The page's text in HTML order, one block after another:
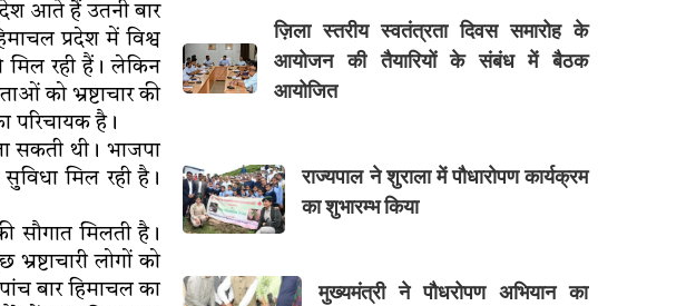
आते हैं उतनी बार
प्रदेश में विश्व
मिल रही हैं। लेकिन
को भ्रष्टाचार की
परिचायक है।
सकती थी। भाजपा
मिल रही है।
सौगात मिलती है।
लोगों को
बार हिमाचल का
ज़िला स्तरीय स्वतंत्रता दिवस समारोह के
आयोजन की तैयारियों के संबंध में बैठक
आयोजित
राज्यपाल ने शुराला में पौधारोपण कार्यक्रम
का शुभारम्भ किया
मुख्यमंत्री ने पौधरोपण अभियान का